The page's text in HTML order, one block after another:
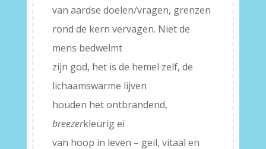
van aardse doelen/vragen, grenzen
rond de kern vervagen. Niet de
mens bedwelmt
zijn god, het is de hemel zelf, de
lichaamswarme lijven
houden het ontbrandend,
breezerkleurig ei
van hoop in leven – geil, vitaal en